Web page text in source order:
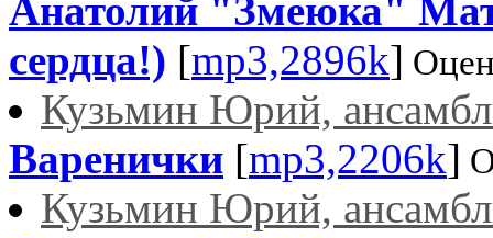
Анатолий "Змеюка"
сердца!) [mp3,2896k]
Кузьмин Юрий,
Варенички [mp3,2206k]
Кузьмин Юрий,